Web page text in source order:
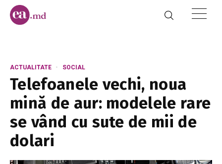
ACTUALITATE SOCIAL
Telefoanele vechi, noua
mină de aur: modelele rare
se vând cu sute de mii de
dolari